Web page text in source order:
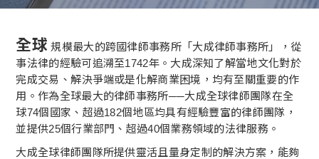
全球 規模最大的跨國律師事務所「大成律師事務所」，從
事法律的經驗可追溯至1742年。大成深知了解當地文化對於
完成交易、解決爭端或是化解商業困境，均有至關重要的作
用。作為全球最大的律師事務所──大成全球律師團隊在全
球74個國家、超過182個地區均具有經驗豐富的律師團隊，
並提供25個行業部門、超過40個業務領域的法律服務。
大成全球律師團隊所提供靈活且量身定制的解決方案，能夠